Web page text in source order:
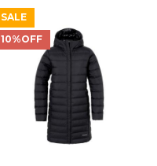
SALE
10%OFF